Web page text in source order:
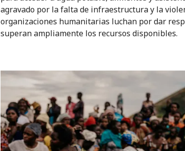
agravado por la falta de infraestructura y la
organizaciones humanitarias luchan por dar
superan ampliamente los recursos disponibles.